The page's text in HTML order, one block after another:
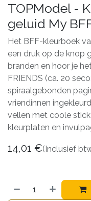
TOPModel -
geluid My
Het BFF-kleurboek
een druk op de knop
branden en hoor je
FRIENDS (ca. 20
spiraalgebonden
vriendinnen
vellen met coole
kleurplaten en
14,01 €(Inclusief